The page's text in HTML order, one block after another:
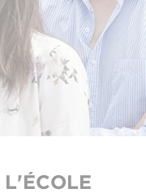
L'ÉCOLE